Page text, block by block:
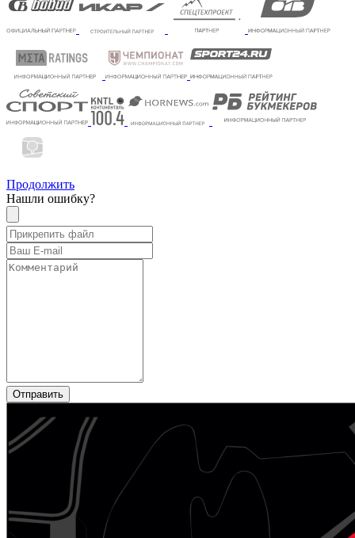
Продолжить
Нашли ошибку?